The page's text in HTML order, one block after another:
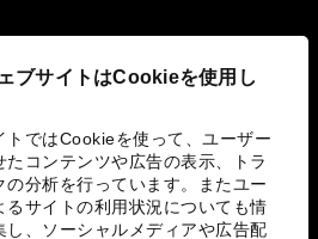
ブサイトはCookieを使用し
トではCookieを使って、ユーザー
たコンテンツや広告の表示、トラ
の分析を行っています。またユー
るサイトの利用状況についても情
し、ソーシャルメディアや広告配
り組み